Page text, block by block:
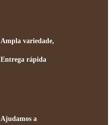
Ampla variedade,
Entrega rápida
Ajudamos a